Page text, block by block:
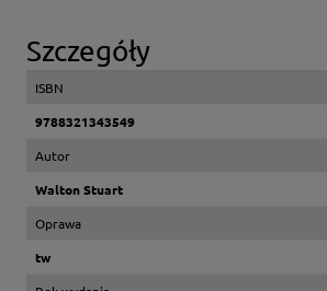
Szczegóły
ISBN
9788321343549
Autor
Walton Stuart
Oprawa
tw